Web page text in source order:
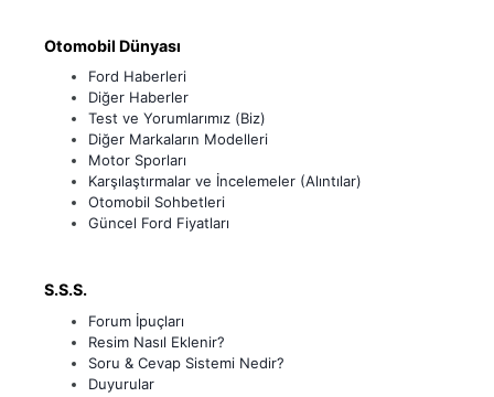
Otomobil Dünyası
Ford Haberleri
Diğer Haberler
Test ve Yorumlarımız (Biz)
Diğer Markaların Modelleri
Motor Sporları
Karşılaştırmalar ve İncelemeler (Alıntılar)
Otomobil Sohbetleri
Güncel Ford Fiyatları
S.S.S.
Forum İpuçları
Resim Nasıl Eklenir?
Soru & Cevap Sistemi Nedir?
Duyurular